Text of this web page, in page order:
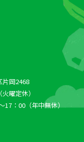
⽚岡2468
曜定休）
：00（年中無休）